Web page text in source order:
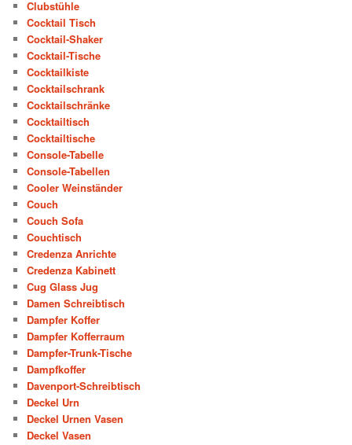
Clubstühle
Cocktail Tisch
Cocktail-Shaker
Cocktail-Tische
Cocktailkiste
Cocktailschrank
Cocktailschränke
Cocktailtisch
Cocktailtische
Console-Tabelle
Console-Tabellen
Cooler Weinständer
Couch
Couch Sofa
Couchtisch
Credenza Anrichte
Credenza Kabinett
Cug Glass Jug
Damen Schreibtisch
Dampfer Koffer
Dampfer Kofferraum
Dampfer-Trunk-Tische
Dampfkoffer
Davenport-Schreibtisch
Deckel Urn
Deckel Urnen Vasen
Deckel Vasen